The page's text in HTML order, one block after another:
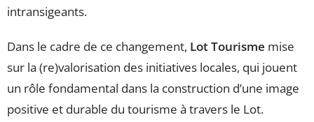
intransigeants.
Dans le cadre de ce changement, Lot Tourisme mise
sur la (re)valorisation des initiatives locales, qui jouent
un rôle fondamental dans la construction d’une image
positive et durable du tourisme à travers le Lot.